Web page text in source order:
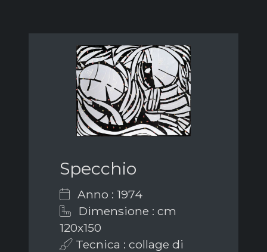
Specchio
Anno : 1974
Dimensione : cm
120x150
Tecnica : collage di